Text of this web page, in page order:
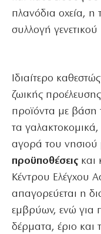
πλανόδια οχεία, η
συλλογή γενετικού
Ιδιαίτερο
ζωικής
προϊόντα με βάση
τα
αγορά του νησιού
προϋποθέσεις και
Κέντρου Ελέγχου
απαγορεύεται η
εμβρύων, ενώ για
δέρματα, έριο και